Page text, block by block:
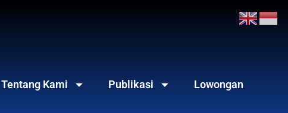
Tentang Kami Publikasi Lowongan